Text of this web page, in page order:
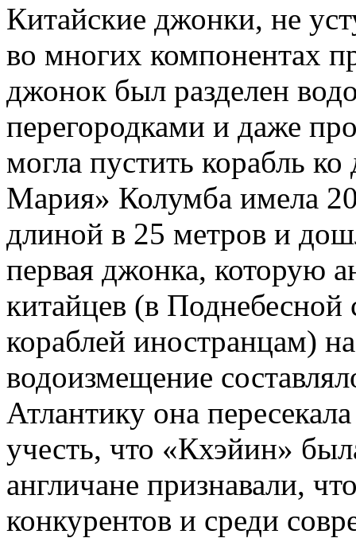
Китайские джонки, не
во многих компонентах
джонок был разделен
перегородками и даже
могла пустить корабль
Мария» Колумба имела
длиной в 25 метров и
первая джонка, которую
китайцев (в Поднебесной
кораблей иностранцам)
водоизмещение
Атлантику она
учесть, что «Кхэйин»
англичане признавали,
конкурентов и среди